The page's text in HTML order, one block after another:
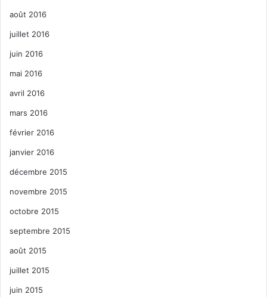
août 2016
juillet 2016
juin 2016
mai 2016
avril 2016
mars 2016
février 2016
janvier 2016
décembre 2015
novembre 2015
octobre 2015
septembre 2015
août 2015
juillet 2015
juin 2015